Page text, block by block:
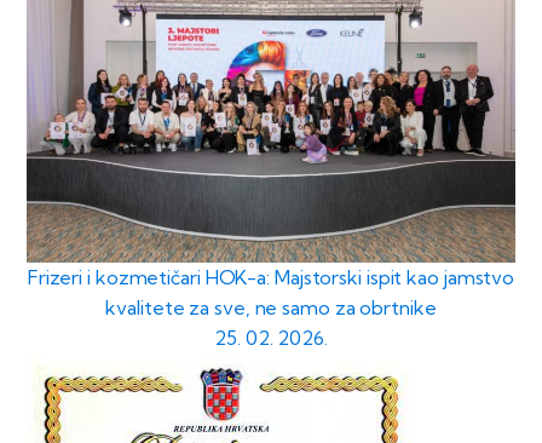
Frizeri i kozmetičari HOK-a: Majstorski ispit kao jamstvo
kvalitete za sve, ne samo za obrtnike
25. 02. 2026.